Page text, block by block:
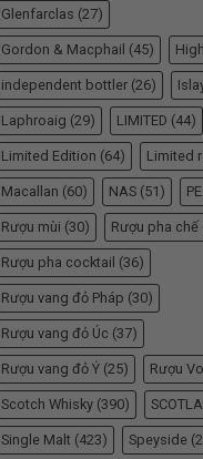
Glenfarclas (27)
Gordon & Macphail (45)
independent bottler (26)
Laphroaig (29) LIMITED (44)
Limited Edition (64) Limited
Macallan (60) NAS (51)
Rượu mùi (30) Rượu pha chế
Rượu pha cocktail (36)
Rượu vang đỏ Pháp (30)
Rượu vang đỏ Úc (37)
Rượu vang đỏ Ý (25) Rượu
Scotch Whisky (390)
Single Malt (423) Speyside